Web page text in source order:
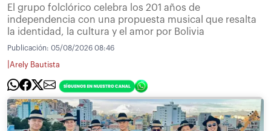
El grupo folclórico celebra los 201 años de
independencia con una propuesta musical que resalta
la identidad, la cultura y el amor por Bolivia
Publicación: 05/08/2026 08:46
Arely Bautista